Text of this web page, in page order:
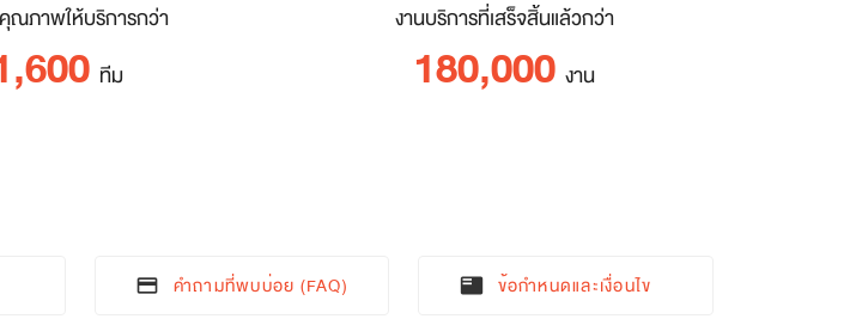
ณภาพให้บริการกว่า
ทีม
งานบริการที่เสร็จสิ้นแล้วกว่า
180,000 งาน
credit_card คำถามที่พบบ่อย (FAQ) featured_play_list ข้อกำหนดและเงื่อนไข